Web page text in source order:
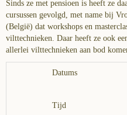
Sinds ze met pensioen is heeft ze
cursussen gevolgd, met name bij
(België) dat workshops en
vilttechnieken. Daar heeft ze ook
allerlei vilttechnieken aan bod
Datums
Tijd